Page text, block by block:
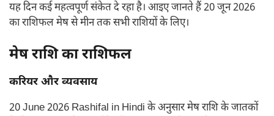
यह दिन कई महत्वपूर्ण संकेत दे रहा है। आइए जानते हैं 20 जून 2026
का राशिफल मेष से मीन तक सभी राशियों के लिए।
मेष राशि का राशिफल
करियर और व्यवसाय
20 June 2026 Rashifal in Hindi के अनुसार मेष राशि के जातकों